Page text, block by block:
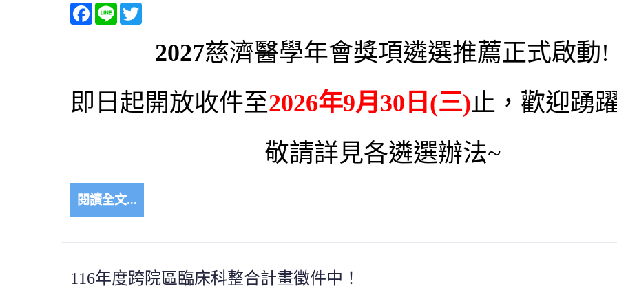
Facebook
Line
2027慈濟醫學年會獎項遴選推薦正式啟動!
即日起開放收件至2026年9月30日(三)止，歡迎踴
敬請詳見各遴選辦法~
閱讀全文...
116年度跨院區臨床科整合計畫徵件中！